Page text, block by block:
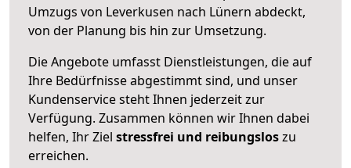
Umzugs von Leverkusen nach Lünern abdeckt,
von der Planung bis hin zur Umsetzung.
Die Angebote umfasst Dienstleistungen, die auf
Ihre Bedürfnisse abgestimmt sind, und unser
Kundenservice steht Ihnen jederzeit zur
Verfügung. Zusammen können wir Ihnen dabei
helfen, Ihr Ziel stressfrei und reibungsloszu
erreichen.